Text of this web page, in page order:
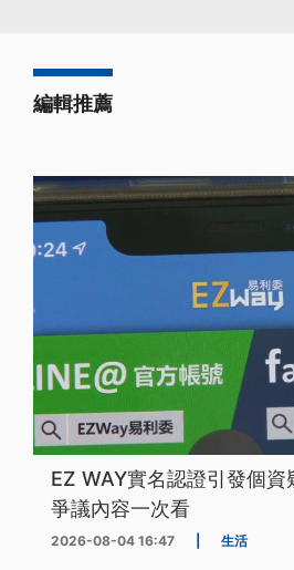
編輯推薦
EZ WAY實名認證引發個資
爭議內容一次看
2026-08-04 16:47 生活